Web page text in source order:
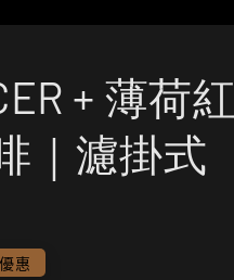
+ 薄荷紅
｜濾掛式
優惠